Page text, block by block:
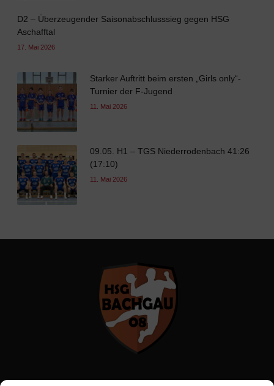
D2 – Überzeugender Saisonabschlusssieg gegen HSG
Aschafftal
17. Mai 2026
Starker Auftritt beim ersten „Girls only“-
Turnier der F-Jugend
11. Mai 2026
09.05. H1 – TGS Niederrodenbach 41:26
(17:10)
11. Mai 2026